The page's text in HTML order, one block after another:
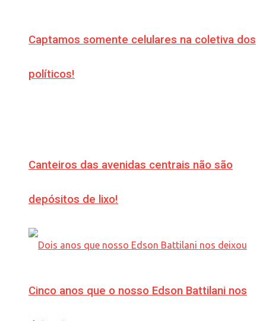
Captamos somente celulares na coletiva dos
políticos!
Canteiros das avenidas centrais não são
depósitos de lixo!
Cinco anos que o nosso Edson Battilani nos